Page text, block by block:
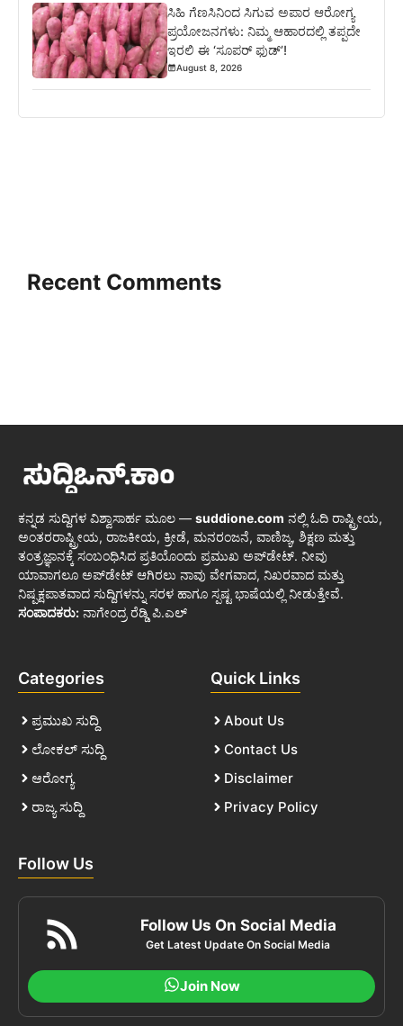
ಸಿಹಿ ಗೆಣಸಿನಿಂದ ಸಿಗುವ ಅಪಾರ ಆರೋಗ್ಯ
ಪ್ರಯೋಜನಗಳು: ನಿಮ್ಮ ಆಹಾರದಲ್ಲಿ ತಪ್ಪದೇ
ಇರಲಿ ಈ ‘ಸೂಪರ್ ಫುಡ್’!
August 8, 2026
Recent Comments
ಕನ್ನಡ ಸುದ್ದಿಗಳ ವಿಶ್ವಾಸಾರ್ಹ ಮೂಲ — suddione.com ನಲ್ಲಿ ಓದಿ ರಾಷ್ಟ್ರೀಯ,
ಅಂತರರಾಷ್ಟ್ರೀಯ, ರಾಜಕೀಯ, ಕ್ರೀಡೆ, ಮನರಂಜನೆ, ವಾಣಿಜ್ಯ, ಶಿಕ್ಷಣ ಮತ್ತು
ತಂತ್ರಜ್ಞಾನಕ್ಕೆ ಸಂಬಂಧಿಸಿದ ಪ್ರತಿಯೊಂದು ಪ್ರಮುಖ ಅಪ್‌ಡೇಟ್. ನೀವು
ಯಾವಾಗಲೂ ಅಪ್‌ಡೇಟ್ ಆಗಿರಲು ನಾವು ವೇಗವಾದ, ನಿಖರವಾದ ಮತ್ತು
ನಿಷ್ಪಕ್ಷಪಾತವಾದ ಸುದ್ದಿಗಳನ್ನು ಸರಳ ಹಾಗೂ ಸ್ಪಷ್ಟ ಭಾಷೆಯಲ್ಲಿ ನೀಡುತ್ತೇವೆ.
ಸಂಪಾದಕರು: ನಾಗೇಂದ್ರ ರೆಡ್ಡಿ ಪಿ.ಎಲ್
Categories
ಪ್ರಮುಖ ಸುದ್ದಿ
ಲೋಕಲ್ ಸುದ್ದಿ
ಆರೋಗ್ಯ
ರಾಜ್ಯ ಸುದ್ದಿ
Quick Links
About Us
Contact Us
Disclaimer
Privacy Policy
Follow Us
Follow Us On Social Media
Get Latest Update On Social Media
Join Now